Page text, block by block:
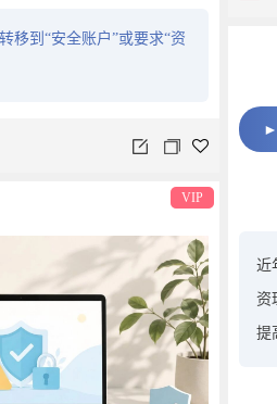
移到“安全账户”或要求“资
►
近
资
提
VIP